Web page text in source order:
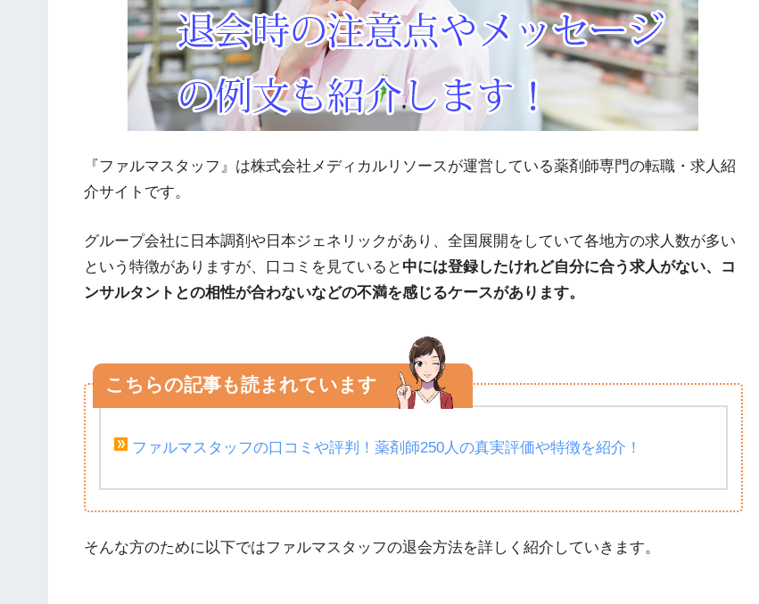
『ファルマスタッフ』は株式会社メディカルリソースが運営している薬剤師専門の転職・求人紹
介サイトです。
グループ会社に日本調剤や日本ジェネリックがあり、全国展開をしていて各地方の求人数が多い
という特徴がありますが、口コミを見ていると 中には登録したけれど自分に合う求人がない、コ
ンサルタントとの相性が合わないなどの不満を感じるケースがあります。
こちらの記事も読まれています
ファルマスタッフの口コミや評判！薬剤師250人の真実評価や特徴を紹介！
そんな方のために以下ではファルマスタッフの退会方法を詳しく紹介していきます。